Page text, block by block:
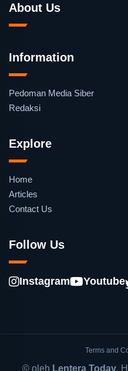
About Us
Information
Pedoman Media Siber
Redaksi
Explore
Home
Articles
Contact Us
Follow Us
Instagram Youtube
Terms and
© oleh Lentera Today.